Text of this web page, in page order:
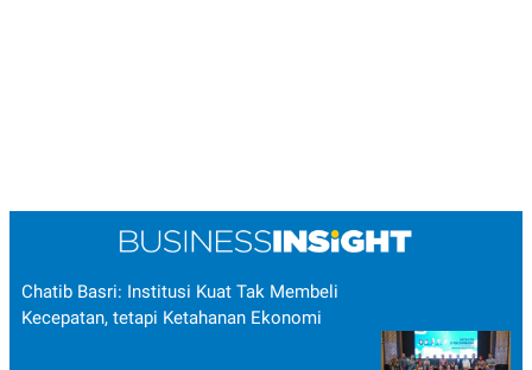
Chatib Basri: Institusi Kuat Tak Membeli
Kecepatan, tetapi Ketahanan Ekonomi